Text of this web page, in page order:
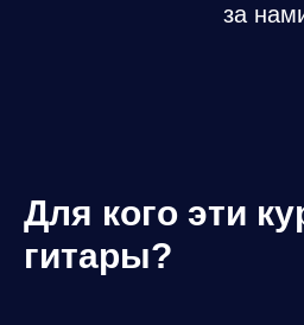
за
Для кого эти
гитары?